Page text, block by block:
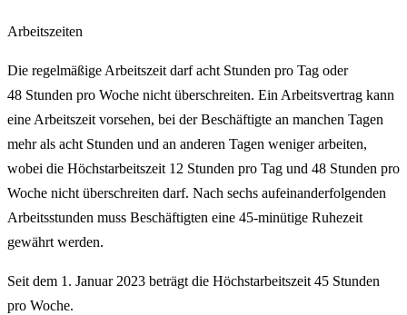
Arbeitszeiten
Die regelmäßige Arbeitszeit darf acht Stunden pro Tag oder
48 Stunden pro Woche nicht überschreiten. Ein Arbeitsvertrag kann
eine Arbeitszeit vorsehen, bei der Beschäftigte an manchen Tagen
mehr als acht Stunden und an anderen Tagen weniger arbeiten,
wobei die Höchstarbeitszeit 12 Stunden pro Tag und 48 Stunden pro
Woche nicht überschreiten darf. Nach sechs aufeinanderfolgenden
Arbeitsstunden muss Beschäftigten eine 45-minütige Ruhezeit
gewährt werden.
Seit dem 1. Januar 2023 beträgt die Höchstarbeitszeit 45 Stunden
pro Woche.